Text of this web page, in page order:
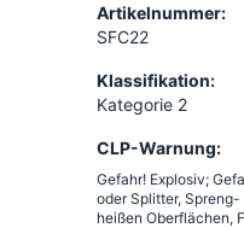
Artikelnummer:
SFC22
Klassifikation:
Kategorie 2
CLP-Warnung:
Gefahr! Explosiv;
oder Splitter,
heißen Oberflächen,